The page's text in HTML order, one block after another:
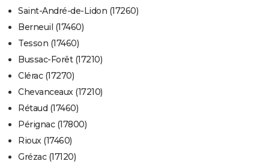
Saint-André-de-Lidon (17260)
Berneuil (17460)
Tesson (17460)
Bussac-Forêt (17210)
Clérac (17270)
Chevanceaux (17210)
Rétaud (17460)
Pérignac (17800)
Rioux (17460)
Grézac (17120)